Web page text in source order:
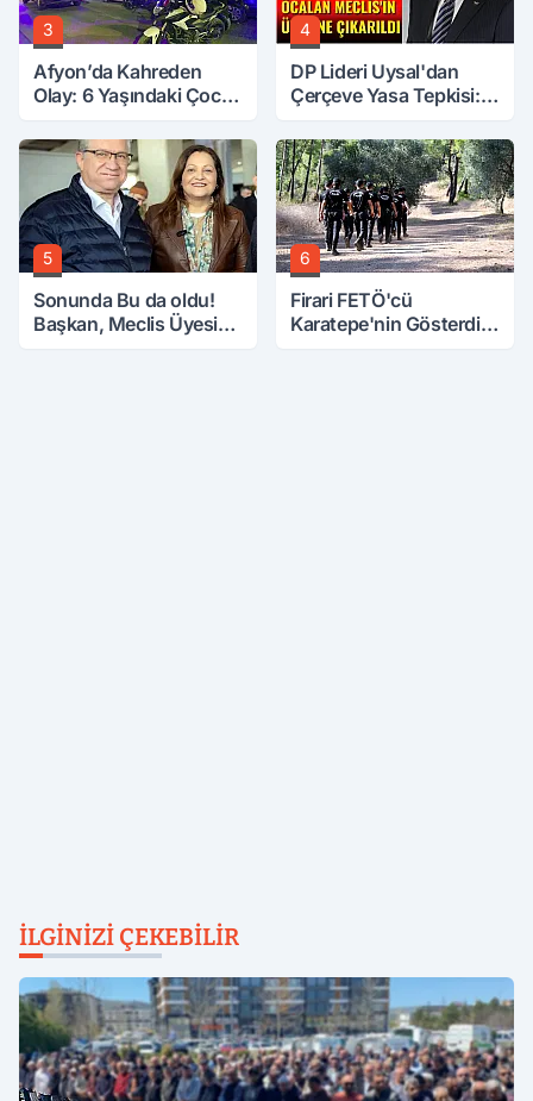
3
Afyon’da Kahreden
Olay: 6 Yaşındaki Çocuk
4
DP Lideri Uysal'dan
Çerçeve Yasa Tepkisi:
Üzerine Çıkarıldı
5
Sonunda Bu da oldu!
Başkan, Meclis Üyesini
6
Firari FETÖ'cü
Karatepe'nin Gösterdiği
İLGINIZI ÇEKEBILIR